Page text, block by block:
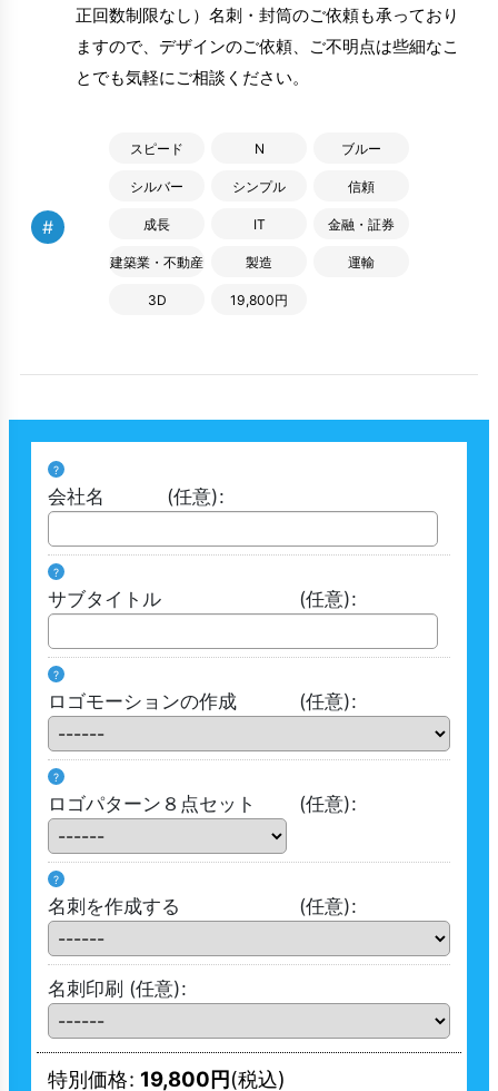
正回数制限なし）名刺・封筒のご依頼も承っており
ますので、デザインのご依頼、ご不明点は些細なこ
とでも気軽にご相談ください。
#
スピード N ブルー
シルバー シンプル 信頼
成長 IT 金融・証券
建築業・不動産 製造 運輸
3D 19,800円
?
会社名 (任意):
?
サブタイトル (任意):
?
ロゴモーションの作成 (任意):
?
ロゴパターン８点セット (任意):
?
名刺を作成する (任意):
名刺印刷 (任意):
特別価格: 19,800円(税込)